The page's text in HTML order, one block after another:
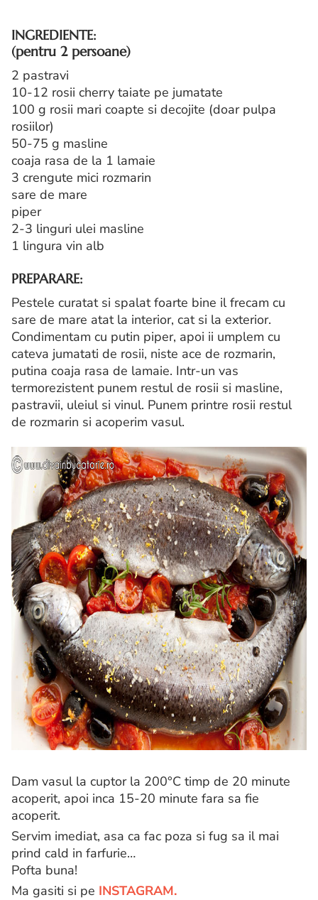
INGREDIENTE:
(pentru 2 persoane)
2 pastravi
10-12 rosii cherry taiate pe jumatate
100 g rosii mari coapte si decojite (doar pulpa
rosiilor)
50-75 g masline
coaja rasa de la 1 lamaie
3 crengute mici rozmarin
sare de mare
piper
2-3 linguri ulei masline
1 lingura vin alb
PREPARARE:
Pestele curatat si spalat foarte bine il frecam cu
sare de mare atat la interior, cat si la exterior.
Condimentam cu putin piper, apoi ii umplem cu
cateva jumatati de rosii, niste ace de rozmarin,
putina coaja rasa de lamaie. Intr-un vas
termorezistent punem restul de rosii si masline,
pastravii, uleiul si vinul. Punem printre rosii restul
de rozmarin si acoperim vasul.
Dam vasul la cuptor la 200°C timp de 20 minute
acoperit, apoi inca 15-20 minute fara sa fie
acoperit.
Servim imediat, asa ca fac poza si fug sa il mai
prind cald in farfurie…
Pofta buna!
Ma gasiti si pe INSTAGRAM.